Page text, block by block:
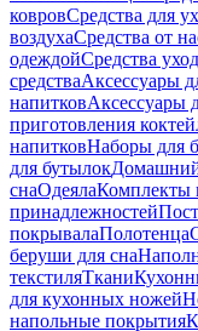
ковровСредства для
воздухаСредства от
одеждойСредства
средстваАксессуары
напитковАксессуары
приготовления
напитковНаборы для
для бутылокДомашний
снаОдеялаКомплекты
принадлежностей
покрывалаПолотенца
беруши для сна
текстиляТкани
для кухонных ножей
напольные покрытия